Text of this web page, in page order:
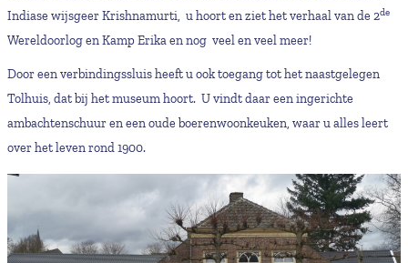
Indiase wijsgeer Krishnamurti, u hoort en ziet het verhaal van de 2de
Wereldoorlog en Kamp Erika en nog veel en veel meer!
Door een verbindingssluis heeft u ook toegang tot het naastgelegen
Tolhuis, dat bij het museum hoort. U vindt daar een ingerichte
ambachtenschuur en een oude boerenwoonkeuken, waar u alles leert
over het leven rond 1900.